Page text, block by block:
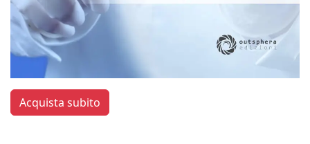
Acquista subito